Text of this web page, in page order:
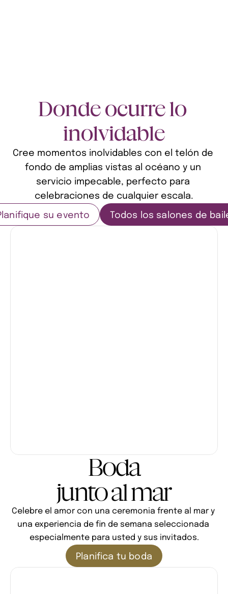
Donde ocurre lo
inolvidable
Cree momentos inolvidables con el telón de
fondo de amplias vistas al océano y un
servicio impecable, perfecto para
celebraciones de cualquier escala.
su evento Todos los salones de
Boda
junto al mar
Celebre el amor con una ceremonia frente al mar y
una experiencia de fin de semana seleccionada
especialmente para usted y sus invitados.
Planifica tu boda